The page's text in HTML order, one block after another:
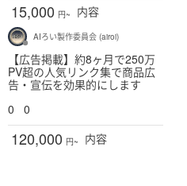
15,000 円~ 内容
AIろい製作委員会 (airoi)
【広告掲載】約8ヶ月で250万
PV超の人気リンク集で商品広
告・宣伝を効果的にします
0
0
120,000 円~ 内容